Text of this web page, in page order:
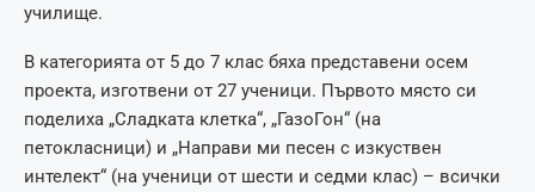
училище.
В категорията от 5 до 7 клас бяха представени осем
проекта, изготвени от 27 ученици. Първото място си
поделиха „Сладката клетка“, „ГазоГон“ (на
петокласници) и „Направи ми песен с изкуствен
интелект“ (на ученици от шести и седми клас) – всички